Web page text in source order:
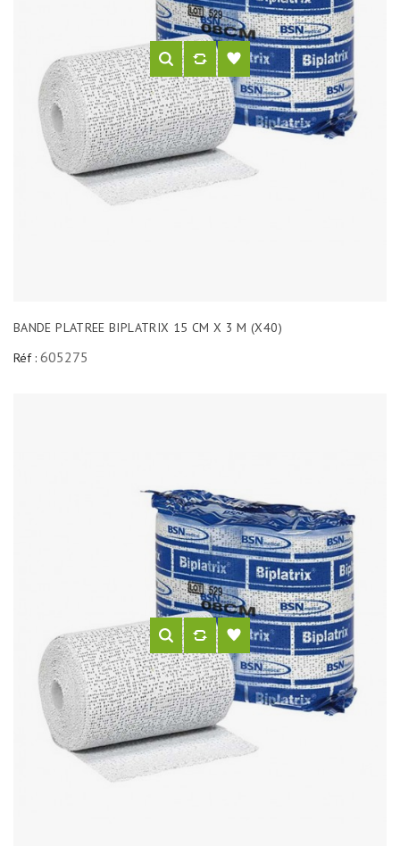
BANDE PLATREE BIPLATRIX 15 CM X 3 M (X40)
Réf : 605275